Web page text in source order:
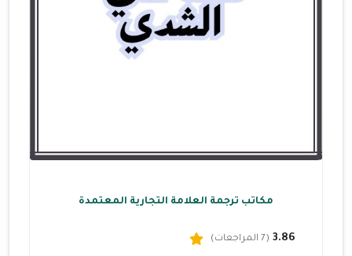
مكاتب ترجمة العلامة التجارية المعتمدة
3.86 (7 المراجعات)